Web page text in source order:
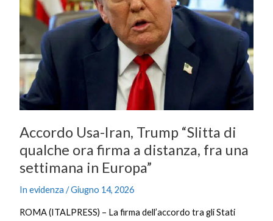
Accordo Usa-Iran, Trump “Slitta di
qualche ora firma a distanza, fra una
settimana in Europa”
In evidenza /Giugno 14, 2026
ROMA (ITALPRESS) – La firma dell’accordo tra gli Stati
di
qualche
ora
firma
distanza,
fra
una
settimana
Europa”